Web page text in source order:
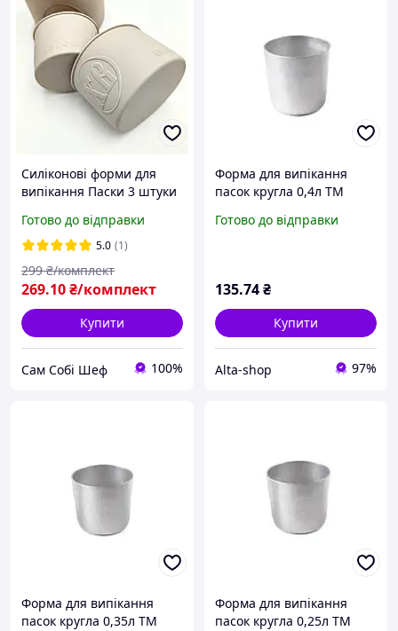
Силіконові форми для
випікання Паски 3 штуки
Готово до відправки
5.0 (1)
269.10₴/комплект
299 ₴/комплект
Купити
Сам Собі Шеф 100%
Форма для випікання
пасок кругла 0,4л ТМ
Готово до відправки
135.74₴
Купити
Alta-shop 97%
Форма для випікання
пасок кругла 0,35л ТМ
Форма для випікання
пасок кругла 0,25л ТМ